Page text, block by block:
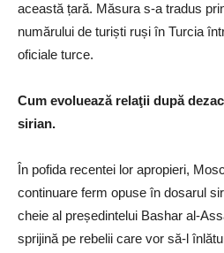
această țară. Măsura s-a tradus
numărului de turiști ruși în Turcia
oficiale turce.
Cum evoluează relaţii după
sirian.
În pofida recentei lor apropieri,
continuare ferm opuse în dosarul
cheie al președintelui Bashar al-
sprijină pe rebelii care vor să-l